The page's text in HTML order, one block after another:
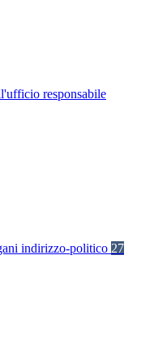
responsabile
indirizzo-politico 27